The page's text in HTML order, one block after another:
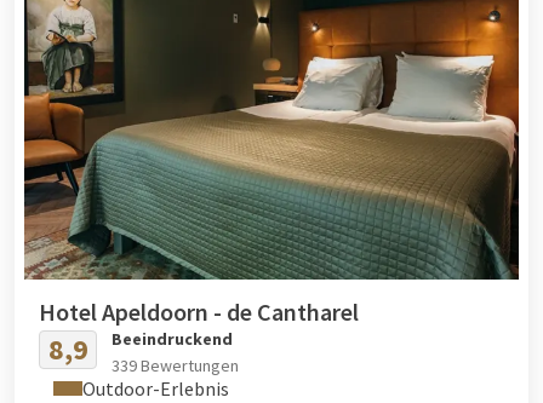
Hotel Apeldoorn - de Cantharel
8,9
Beeindruckend
339 Bewertungen
Outdoor-Erlebnis